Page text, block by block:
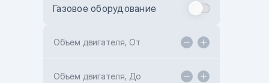
Toyota Kokshetau
Hyundai ShymCity
Газовое оборудование
Объем двигателя, От
Объем двигателя, До